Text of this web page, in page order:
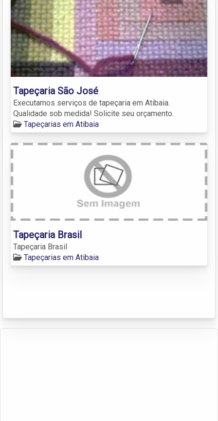
Tapeçaria São José
Executamos serviços de tapeçaria em Atibaia.
Qualidade sob medida! Solicite seu orçamento.
Tapeçarias em Atibaia
Tapeçaria Brasil
Tapeçaria Brasil
Tapeçarias em Atibaia